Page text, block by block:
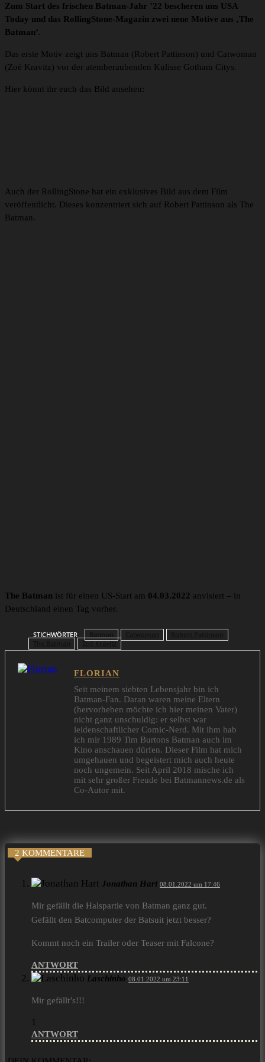
Zum Start des frischen Batman-Jahr ’22 bescheren uns USA
Today und das RollingStone-Magazin zwei neue Motive aus ‚The
Batman‘.
Das erste Motiv zeigt uns Batman (Robert Pattinson) und Catwoman
(Zoë Kravitz) vor der atemberaubenden Kulisse Gotham Citys.
Hier könnt ihr euch das Bild ansehen:
Auch der RollingStone hat ein exklusives Bild aus dem Film
veröffentlicht. Dieses konzentriert sich auf Robert Pattinson als The
Batman.
The Batman ist für einen US-Start am 04.03.2022 anvisiert – in
Deutschland einen Tag vorher.
STICHWÖRTER
Zoë Kravitz
FLORIAN
Seit meinem siebten Lebensjahr bin ich
Batman-Fan. Daran waren meine Eltern
(hervorheben möchte ich hier meinen Vater)
nicht ganz unschuldig: er selbst war
leidenschaftlicher Comic-Nerd. Mit ihm hab
ich mir 1989 Tim Burtons Batman auch im
Kino anschauen dürfen. Dieser Film hat mich
umgehauen und begeistert mich auch heute
noch ungemein. Seit April 2018 mische ich
mit sehr großer Freude bei Batmannews.de als
Co-Autor mit.
2 KOMMENTARE
Jonathan Hart 08.01.2022 um 17:46
Mir gefällt die Halspartie von Batman ganz gut.
Gefällt den Batcomputer der Batsuit jetzt besser?
Kommt noch ein Trailer oder Teaser mit Falcone?
ANTWORT
Laschinho 08.01.2022 um 23:11
Mir gefällt’s!!!
1
ANTWORT